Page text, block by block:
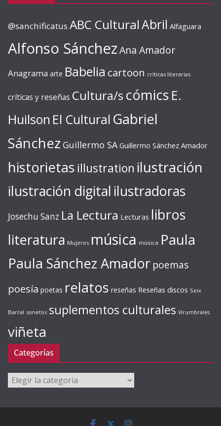
@sanchificatus ABC CulturalAbril Alfaguara
Alfonso SánchezAna Amador
Anagrama arte Babelia cartoon críticas literarias
críticas y reseñas Cultura/s cómics E.
Huilson El Cultural Gabriel
Sánchez Guillermo SA Guillermo Sánchez Amador
historietas illustration ilustración
ilustración digital ilustradoras
Josechu Sanz La Lectura Lecturas libros
literatura Mujeres música música Paula
Paula Sánchez Amador poemas
poesía poetas relatos reseñas Reseñas discos Seix
Barral sonetos suplementos culturales Virumbrales
viñeta
Categorías
Categorías